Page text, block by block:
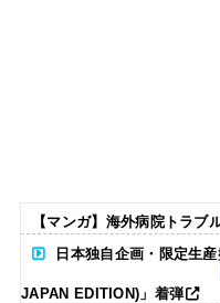
【マンガ】海外病院トラブ
日本独自企画・限定生
JAPAN EDITION)」着弾